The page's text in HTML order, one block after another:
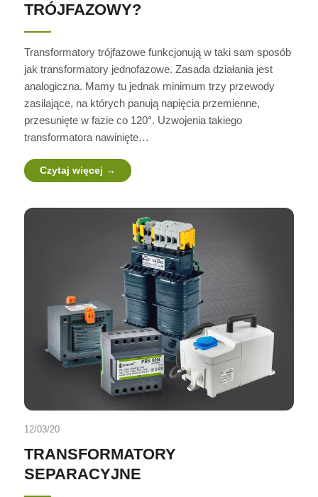
TRÓJFAZOWY?
Transformatory trójfazowe funkcjonują w taki sam sposób
jak transformatory jednofazowe. Zasada działania jest
analogiczna. Mamy tu jednak minimum trzy przewody
zasilające, na których panują napięcia przemienne,
przesunięte w fazie co 120°. Uzwojenia takiego
transformatora nawinięte…
Czytaj więcej
12/03/20
TRANSFORMATORY
SEPARACYJNE